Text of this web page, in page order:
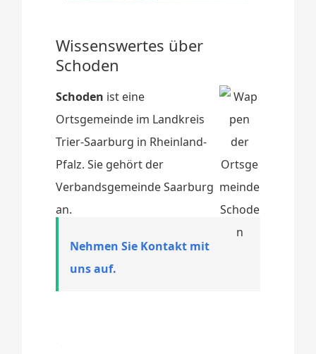
Wissenswertes über
Schoden
Schoden ist eine
Ortsgemeinde im Landkreis
Trier-Saarburg in Rheinland-
Pfalz. Sie gehört der
Verbandsgemeinde Saarburg
an.
Nehmen Sie Kontakt mit
uns auf.